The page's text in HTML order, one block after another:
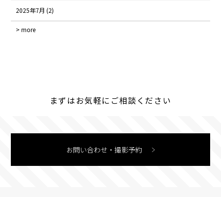
2025年7月 (2)
> more
まずはお気軽にご相談ください
お問い合わせ・撮影予約